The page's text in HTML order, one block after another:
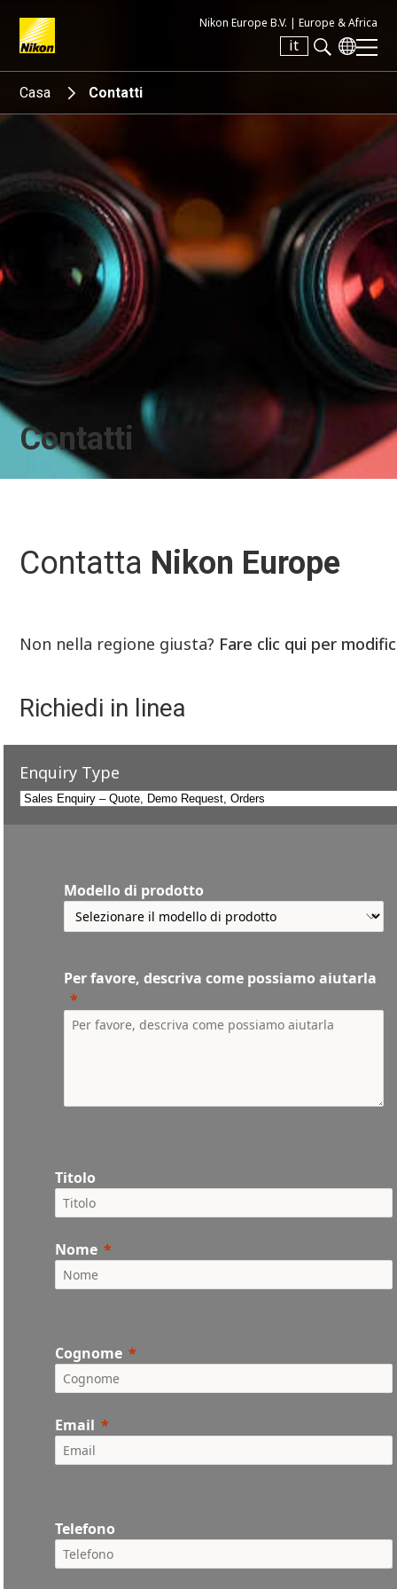
Nikon Europe B.V. | Europe & Africa
it
Search keyword(s)
Casa Contatti
Contatti
Contatta Nikon Europe
Non nella regione giusta? Fare clic qui per
Richiedi in linea
Enquiry Type
Modello di prodotto
Per favore, descriva come possiamo aiutarla
Titolo
Nome
Cognome
Email
Telefono